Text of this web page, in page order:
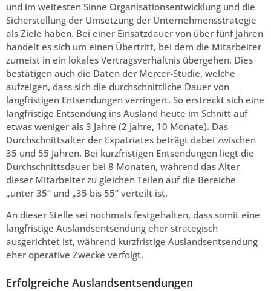
und im weitesten Sinne Organisationsentwicklung und die
Sicherstellung der Umsetzung der Unternehmensstrategie
als Ziele haben. Bei einer Einsatzdauer von über fünf Jahren
handelt es sich um einen Übertritt, bei dem die Mitarbeiter
zumeist in ein lokales Vertragsverhältnis übergehen. Dies
bestätigen auch die Daten der Mercer-Studie, welche
aufzeigen, dass sich die durchschnittliche Dauer von
langfristigen Entsendungen verringert. So erstreckt sich eine
langfristige Entsendung ins Ausland heute im Schnitt auf
etwas weniger als 3 Jahre (2 Jahre, 10 Monate). Das
Durchschnittsalter der Expatriates beträgt dabei zwischen
35 und 55 Jahren. Bei kurzfristigen Entsendungen liegt die
Durchschnittsdauer bei 8 Monaten, während das Alter
dieser Mitarbeiter zu gleichen Teilen auf die Bereiche
„unter 35“ und „35 bis 55“ verteilt ist.
An dieser Stelle sei nochmals festgehalten, dass somit eine
langfristige Auslandsentsendung eher strategisch
ausgerichtet ist, während kurzfristige Auslandsentsendung
eher operative Zwecke verfolgt.
Erfolgreiche Auslandsentsendungen